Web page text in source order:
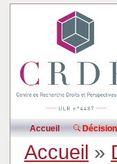
Accueil
Accueil »